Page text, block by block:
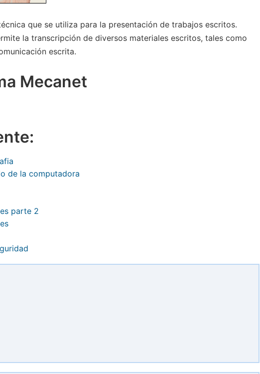
que se utiliza para la presentación de trabajos escritos.
la transcripción de diversos materiales escritos, tales como
escrita.
Mecanet
de la computadora
parte 2